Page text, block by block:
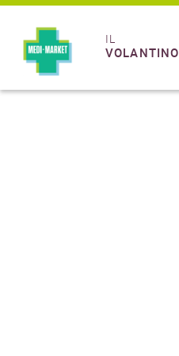
IL
VOLANTINO